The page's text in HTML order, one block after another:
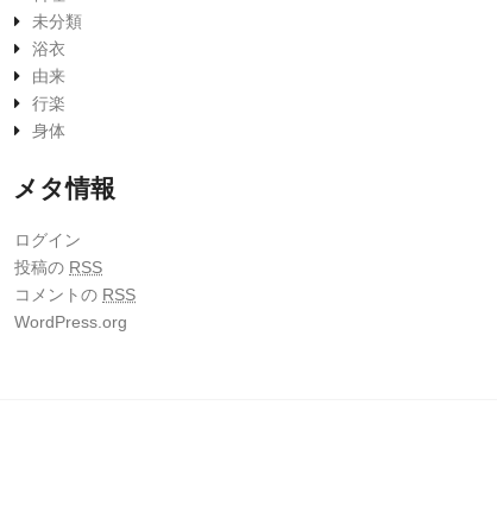
未分類
浴衣
由来
行楽
身体
メタ情報
ログイン
投稿の RSS
コメントの RSS
WordPress.org